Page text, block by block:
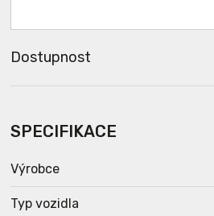
Dostupnost
SPECIFIKACE
Výrobce
Typ vozidla